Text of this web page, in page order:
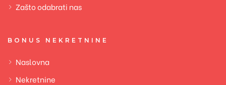
Zašto odabrati nas
BONUS NEKRETNINE
Naslovna
Nekretnine